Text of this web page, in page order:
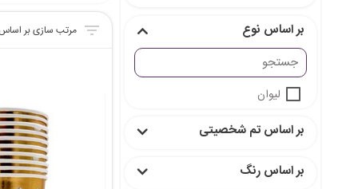
بر اساس نوع
لیوان
بر اساس تم شخصیتی
بر اساس رنگ